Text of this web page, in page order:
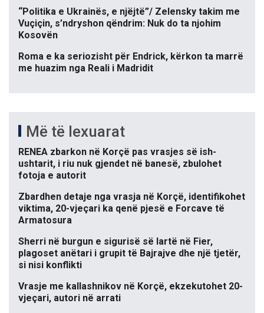
“Politika e Ukrainës, e njëjtë”/ Zelensky takim me
Vuçiçin, s’ndryshon qëndrim: Nuk do ta njohim
Kosovën
Roma e ka seriozisht për Endrick, kërkon ta marrë
me huazim nga Reali i Madridit
Më të lexuarat
RENEA zbarkon në Korçë pas vrasjes së ish-
ushtarit, i riu nuk gjendet në banesë, zbulohet
fotoja e autorit
Zbardhen detaje nga vrasja në Korçë, identifikohet
viktima, 20-vjeçari ka qenë pjesë e Forcave të
Armatosura
Sherri në burgun e sigurisë së lartë në Fier,
plagoset anëtari i grupit të Bajrajve dhe një tjetër,
si nisi konflikti
Vrasje me kallashnikov në Korçë, ekzekutohet 20-
vjeçari, autori në arrati